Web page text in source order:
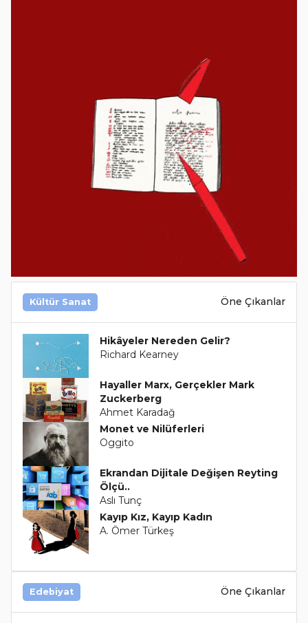
Kültür Sanat Öne Çıkanlar
Hikâyeler Nereden Gelir?
Richard Kearney
Hayaller Marx, Gerçekler Mark
Zuckerberg
Ahmet Karadağ
Monet ve Nilüferleri
Oggito
Ekrandan Dijitale Değişen Reyting
Ölçü..
Aslı Tunç
Kayıp Kız, Kayıp Kadın
A. Ömer Türkeş
Edebiyat Öne Çıkanlar